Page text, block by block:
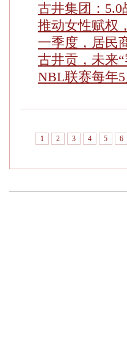
古井集团：
推动女性赋权
一季度，居民
古井贡，未来
NBL联赛每年
1
2 3 4 5 6